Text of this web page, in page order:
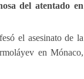
del atentado en
el asesinato de la
en Mónaco,